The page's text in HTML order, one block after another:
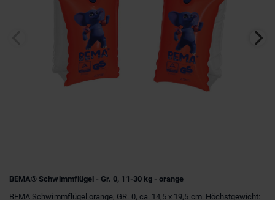
BEMA® Schwimmflügel - Gr. 0, 11-30 kg - orange
BEMA Schwimmflügel orange, GR. 0, ca. 14,5 x 19,5 cm. Höchstgewicht: